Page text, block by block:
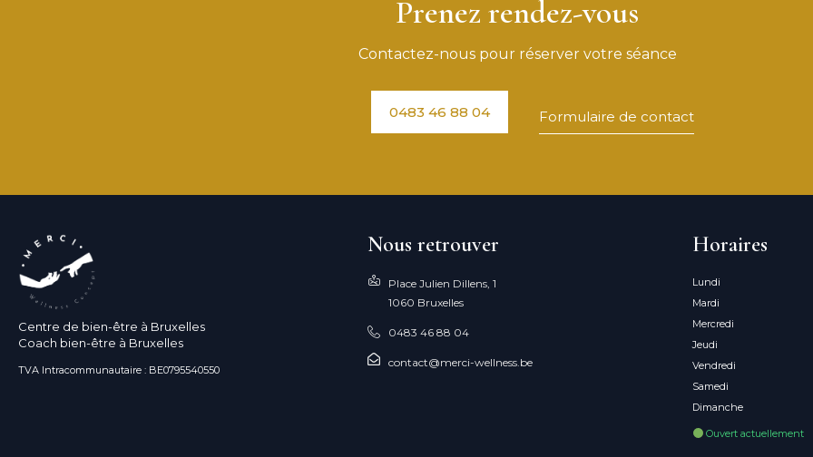
Prenez rendez-vous
Contactez-nous pour réserver votre séance
0483 46 88 04 Formulaire de contact
Centre de bien-être à Bruxelles
Coach bien-être à Bruxelles
TVA Intracommunautaire : BE0795540550
Nous retrouver
Place Julien Dillens, 1
1060 Bruxelles
0483 46 88 04
contact@merci-wellness.be
Horaires
Lundi
Mardi
Mercredi
Jeudi
Vendredi
Samedi
Dimanche
Ouvert actuellement